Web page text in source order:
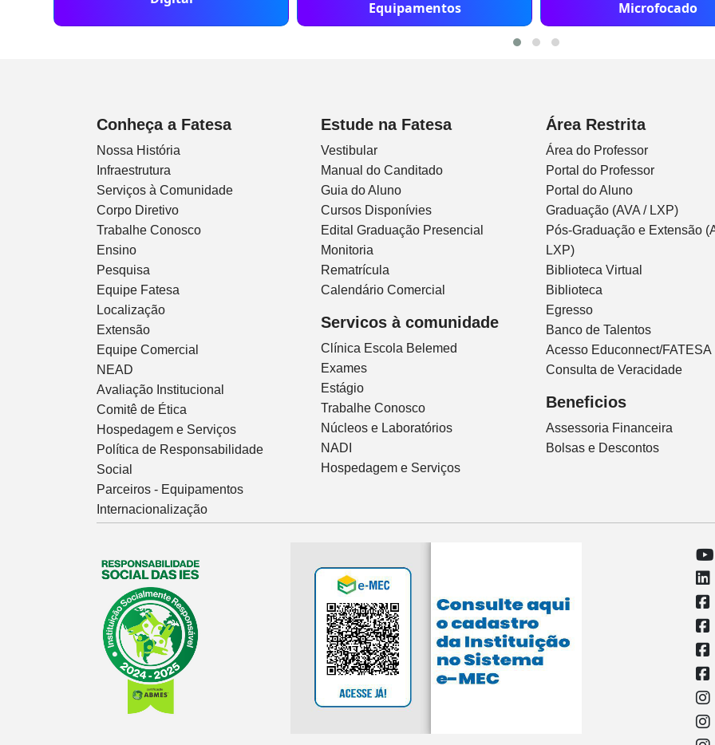
Equipamentos
Microfocado
Conheça a Fatesa
Nossa História
Infraestrutura
Serviços à Comunidade
Corpo Diretivo
Trabalhe Conosco
Ensino
Pesquisa
Equipe Fatesa
Localização
Extensão
Equipe Comercial
NEAD
Avaliação Institucional
Comitê de Ética
Hospedagem e Serviços
Política de Responsabilidade
Social
Parceiros - Equipamentos
Internacionalização
Estude na Fatesa
Vestibular
Manual do Canditado
Guia do Aluno
Cursos Disponívies
Edital Graduação Presencial
Monitoria
Rematrícula
Calendário Comercial
Servicos à comunidade
Clínica Escola Belemed
Exames
Estágio
Trabalhe Conosco
Núcleos e Laboratórios
NADI
Hospedagem e Serviços
Área Restrita
Área do Professor
Portal do Professor
Portal do Aluno
Graduação (AVA / LXP)
Pós-Graduação e Extensão
LXP)
Biblioteca Virtual
Biblioteca
Egresso
Banco de Talentos
Acesso Educonnect/FATESA
Consulta de Veracidade
Beneficios
Assessoria Financeira
Bolsas e Descontos